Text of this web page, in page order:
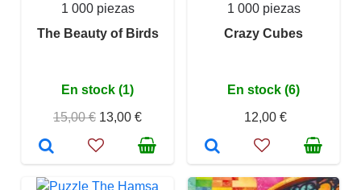
1 000 piezas
The Beauty of Birds
En stock (1)
15,00 € 13,00 €
1 000 piezas
Crazy Cubes
En stock (6)
12,00 €